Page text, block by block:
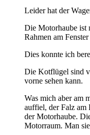
Leider hat der
Die Motorhaube ist
Rahmen am
Dies konnte ich
Die Kotflügel sind
vorne sehen kann.
Was mich aber am
auffiel, der Falz am
der Motorhaube.
Motorraum. Man